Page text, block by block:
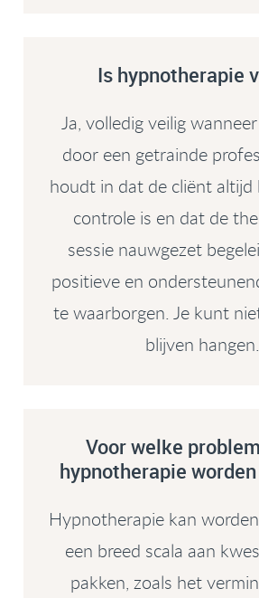
Is hypnotherapie
Ja, volledig veilig
door een getrainde
houdt in dat de cliënt altijd
controle is en dat de
sessie nauwgezet
positieve en
te waarborgen. Je kunt
blijven hangen.
Voor welke
hypnotherapie
Hypnotherapie kan
een breed scala aan
pakken, zoals het